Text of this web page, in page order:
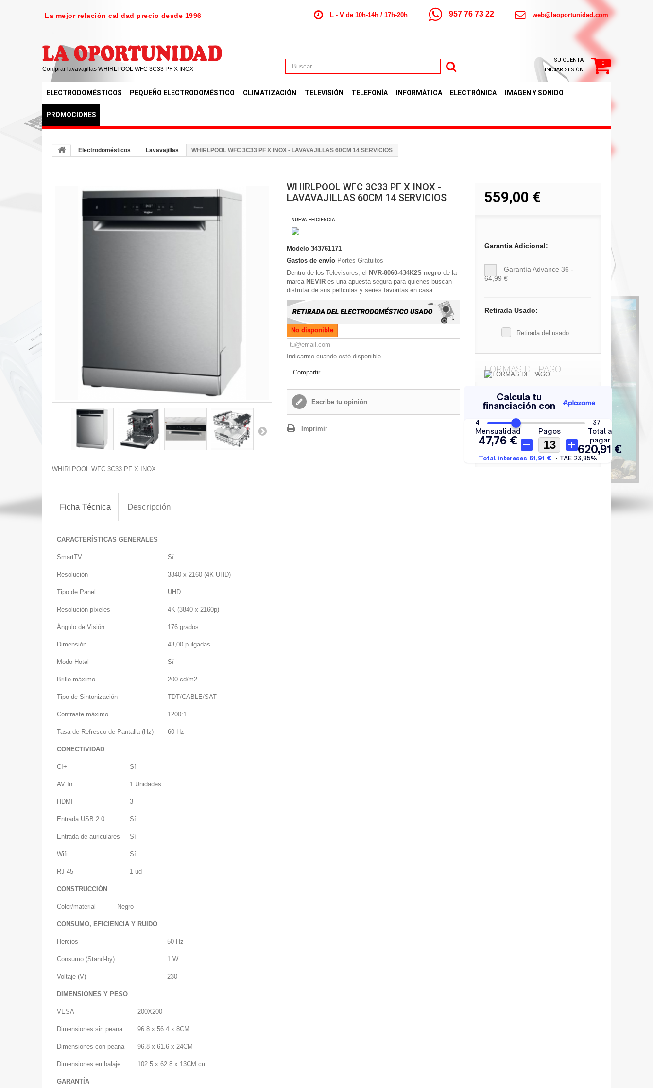
La mejor relación calidad precio desde 1996 L - V de 10h-14h / 17h-20h 957 76 73 22 web@laoportunidad.com
Comprar lavavajillas WHIRLPOOL WFC 3C33 PF X INOX
0
SU CUENTA
INICIAR SESIÓN
ELECTRODOMÉSTICOS PEQUEÑO ELECTRODOMÉSTICO CLIMATIZACIÓN TELEVISIÓN TELEFONÍA INFORMÁTICA ELECTRÓNICA IMAGEN Y SONIDO
PROMOCIONES
Electrodomésticos Lavavajillas WHIRLPOOL WFC 3C33 PF X INOX - LAVAVAJILLAS 60CM 14 SERVICIOS
WHIRLPOOL WFC 3C33 PF X INOX
WHIRLPOOL WFC 3C33 PF X INOX -
LAVAVAJILLAS 60CM 14 SERVICIOS
NUEVA EFICIENCIA
Modelo 343761171
Gastos de envío Portes Gratuitos
Dentro de losTelevisores, el NVR-8060-434K2S negro de la
marca NEVIR es una apuesta segura para quienes buscan
disfrutar de sus películas y series favoritas en casa.
No disponible
Indicarme cuando esté disponible
Compartir
Escribe tu opinión
Imprimir
559,00 €
Garantia Adicional:
Garantía Advance 36 -
64,99 €
Retirada Usado:
Retirada del usado
FORMAS DE PAGO
Ficha Técnica Descripción
CARACTERÍSTICAS GENERALES
SmartTV Sí
Resolución 3840 x 2160 (4K UHD)
Tipo de Panel UHD
Resolución píxeles 4K (3840 x 2160p)
Ángulo de Visión 176 grados
Dimensión 43,00 pulgadas
Modo Hotel Sí
Brillo máximo 200 cd/m2
Tipo de Sintonización TDT/CABLE/SAT
Contraste máximo 1200:1
Tasa de Refresco de Pantalla (Hz) 60 Hz
CONECTIVIDAD
CI+ Sí
AV In 1 Unidades
HDMI 3
Entrada USB 2.0 Sí
Entrada de auriculares Sí
Wifi Sí
RJ-45 1 ud
CONSTRUCCIÓN
Color/material Negro
CONSUMO, EFICIENCIA Y RUIDO
Hercios 50 Hz
Consumo (Stand-by) 1 W
Voltaje (V) 230
DIMENSIONES Y PESO
VESA 200X200
Dimensiones sin peana 96.8 x 56.4 x 8CM
Dimensiones con peana 96.8 x 61.6 x 24CM
Dimensiones embalaje 102.5 x 62.8 x 13CM cm
GARANTÍA